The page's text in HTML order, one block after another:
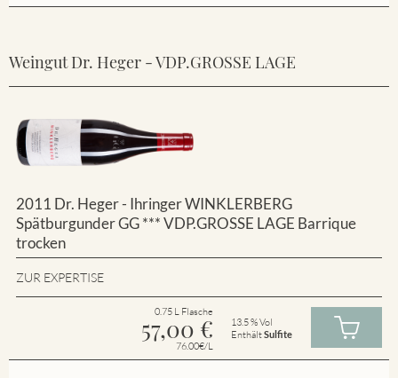
Weingut Dr. Heger - VDP.GROSSE LAGE
2011 Dr. Heger - Ihringer WINKLERBERG
Spätburgunder GG *** VDP.GROSSE LAGE Barrique
trocken
ZUR EXPERTISE
0.75 L Flasche
57,00 €
76.00€/L
13.5 % Vol
EnthältSulfite